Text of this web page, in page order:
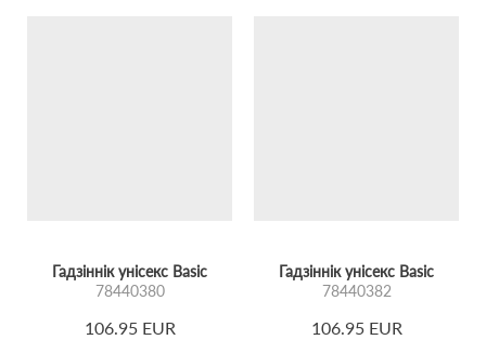
Гадзіннік унісекс Basic
78440380
106.95 EUR
Гадзіннік унісекс Basic
78440382
106.95 EUR